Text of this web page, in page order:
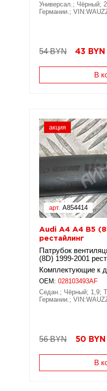
Универсал.; Чёрный;
Германии.;
54 BYN 43 BYN
В
акция
арт. A854414
Audi A4 A4 B5
рестайлинг
Патрубок
(8D) 1999-2001
Комплектующие к
OEM: 028103493AF
Седан.; Чёрный; 1,9;
Германии.;
56 BYN 50 BYN
В